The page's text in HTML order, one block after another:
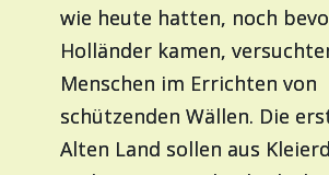
wie heute hatten, noch
Holländer kamen,
Menschen im Errichten von
schützenden Wällen. Die
Alten Land sollen aus